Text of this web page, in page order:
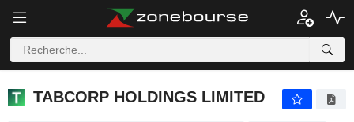
TABCORP HOLDINGS LIMITED